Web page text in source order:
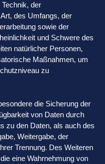
der
des Umfangs, der
sowie der
und Schwere des
natürlicher Personen,
Maßnahmen, um
zu
die Sicherung der
von Daten durch
zu den Daten, als auch des
Weitergabe, der
Trennung. Des Weiteren
eine Wahrnehmung von